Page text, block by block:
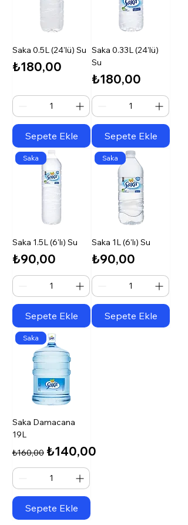
Saka 0.5L (24'lü) Su
Fiyat
₺180,00
Sepete Ekle
Saka 0.33L (24'lü)
Su
Fiyat
₺180,00
Sepete Ekle
Saka
Saka 1.5L (6'lı) Su
Fiyat
₺90,00
Sepete Ekle
Saka
Saka 1L (6'lı) Su
Fiyat
₺90,00
Sepete Ekle
Saka
Saka Damacana
19L
Normal Fiyat
₺160,00 İndirimli Fiyat
₺140,00
Sepete Ekle